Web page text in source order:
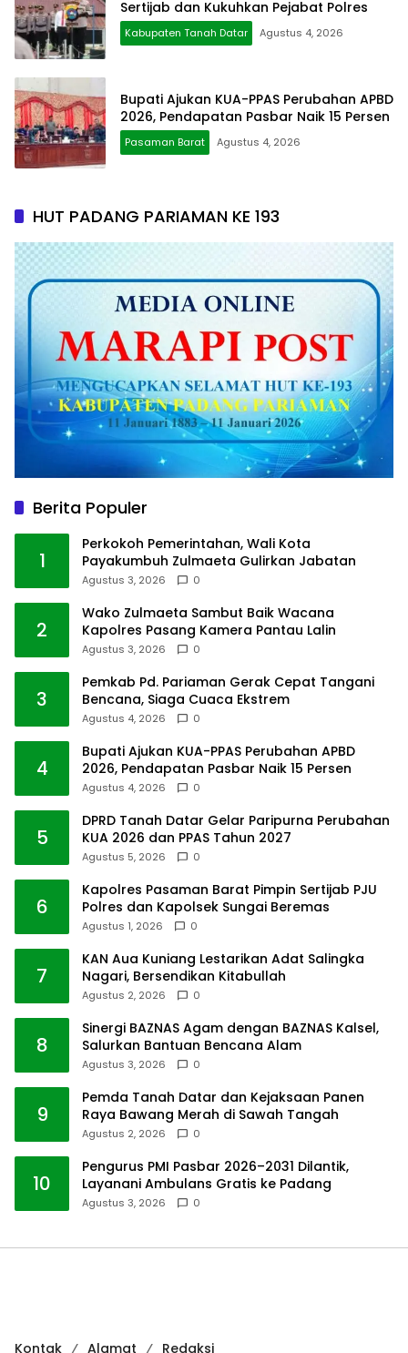
Sertijab dan Kukuhkan Pejabat Polres
Kabupaten Tanah Datar Agustus 4, 2026
Bupati Ajukan KUA-PPAS Perubahan APBD
2026, Pendapatan Pasbar Naik 15 Persen
Pasaman Barat Agustus 4, 2026
HUT PADANG PARIAMAN KE 193
Berita Populer
1
Perkokoh Pemerintahan, Wali Kota
Payakumbuh Zulmaeta Gulirkan Jabatan
Agustus 3, 2026 0
2
Wako Zulmaeta Sambut Baik Wacana
Kapolres Pasang Kamera Pantau Lalin
Agustus 3, 2026 0
3
Pemkab Pd. Pariaman Gerak Cepat Tangani
Bencana, Siaga Cuaca Ekstrem
Agustus 4, 2026 0
4
Bupati Ajukan KUA-PPAS Perubahan APBD
2026, Pendapatan Pasbar Naik 15 Persen
Agustus 4, 2026 0
5
DPRD Tanah Datar Gelar Paripurna Perubahan
KUA 2026 dan PPAS Tahun 2027
Agustus 5, 2026 0
6
Kapolres Pasaman Barat Pimpin Sertijab PJU
Polres dan Kapolsek Sungai Beremas
Agustus 1, 2026 0
7
KAN Aua Kuniang Lestarikan Adat Salingka
Nagari, Bersendikan Kitabullah
Agustus 2, 2026 0
8
Sinergi BAZNAS Agam dengan BAZNAS Kalsel,
Salurkan Bantuan Bencana Alam
Agustus 3, 2026 0
9
Pemda Tanah Datar dan Kejaksaan Panen
Raya Bawang Merah di Sawah Tangah
Agustus 2, 2026 0
10
Pengurus PMI Pasbar 2026–2031 Dilantik,
Layanani Ambulans Gratis ke Padang
Agustus 3, 2026 0
Kontak Alamat Redaksi